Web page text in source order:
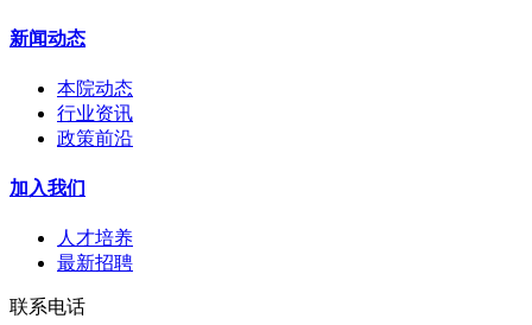
新闻动态
本院动态
行业资讯
政策前沿
加入我们
人才培养
最新招聘
联系电话